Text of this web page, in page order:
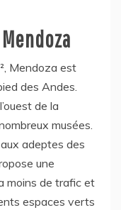
Mendoza est
des Andes.
de la
musées.
aux adeptes des
une
moins de trafic et
espaces verts